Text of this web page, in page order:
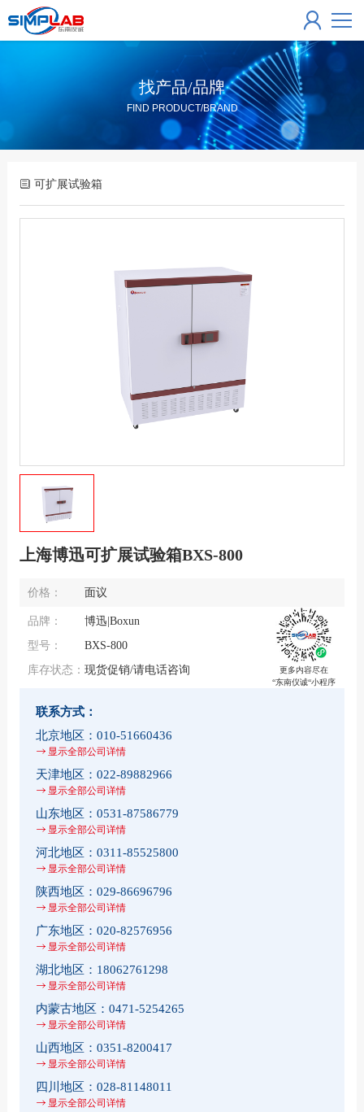
找产品/品牌
FIND PRODUCT/BRAND
可扩展试验箱
上海博迅可扩展试验箱BXS-800
价格： 面议
更多内容尽在
“东南仪诚“小程序
品牌：
博迅|Boxun
型号：
BXS-800
库存状态： 现货促销/请电话咨询
联系方式：
北京地区： 010-51660436
显示全部公司详情
天津地区： 022-89882966
显示全部公司详情
山东地区： 0531-87586779
显示全部公司详情
河北地区： 0311-85525800
显示全部公司详情
陕西地区： 029-86696796
显示全部公司详情
广东地区： 020-82576956
显示全部公司详情
湖北地区： 18062761298
显示全部公司详情
内蒙古地区： 0471-5254265
显示全部公司详情
山西地区： 0351-8200417
显示全部公司详情
四川地区： 028-81148011
显示全部公司详情